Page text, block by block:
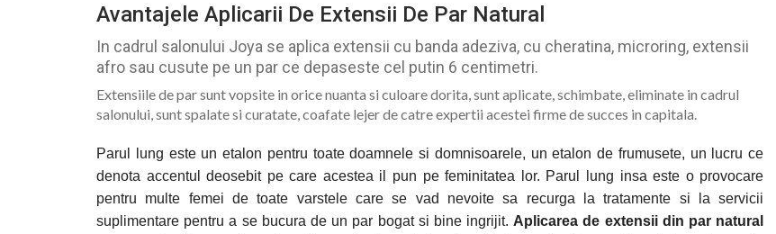
Avantajele Aplicarii De Extensii De Par Natural
In cadrul salonului Joya se aplica extensii cu banda adeziva, cu cheratina, microring, extensii
afro sau cusute pe un par ce depaseste cel putin 6 centimetri.
Extensiile de par sunt vopsite in orice nuanta si culoare dorita, sunt aplicate, schimbate, eliminate in cadrul
salonului, sunt spalate si curatate, coafate lejer de catre expertii acestei firme de succes in capitala.
Parul lung este un etalon pentru toate doamnele si domnisoarele, un etalon de frumusete, un lucru ce
denota accentul deosebit pe care acestea il pun pe feminitatea lor. Parul lung insa este o provocare
pentru multe femei de toate varstele care se vad nevoite sa recurga la tratamente si la servicii
suplimentare pentru a se bucura de un par bogat si bine ingrijit. Aplicarea de extensii din par natural